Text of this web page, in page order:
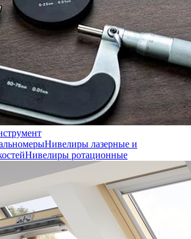
Нивелиры лазерные и
Нивелиры ротационные